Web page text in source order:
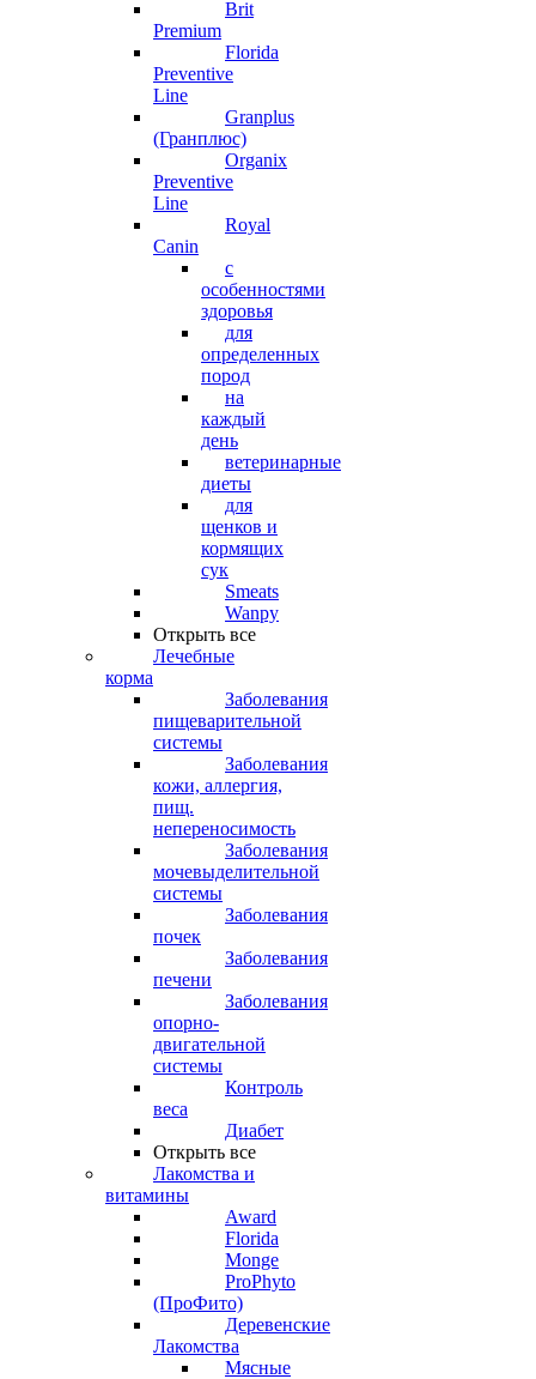
Brit
Premium
Florida
Preventive
Line
Granplus
(Гранплюс)
Organix
Preventive
Line
Royal
Canin
с
особенностями
здоровья
для
определенных
пород
на
каждый
день
ветеринарные
диеты
для
щенков и
кормящих
сук
Smeats
Wanpy
Открыть все
Лечебные
корма
Заболевания
пищеварительной
системы
Заболевания
кожи, аллергия,
пищ.
непереносимость
Заболевания
мочевыделительной
системы
Заболевания
почек
Заболевания
печени
Заболевания
опорно-
двигательной
системы
Контроль
веса
Диабет
Открыть все
Лакомства и
витамины
Award
Florida
Monge
ProPhyto
(ПроФито)
Деревенские
Лакомства
Мясные